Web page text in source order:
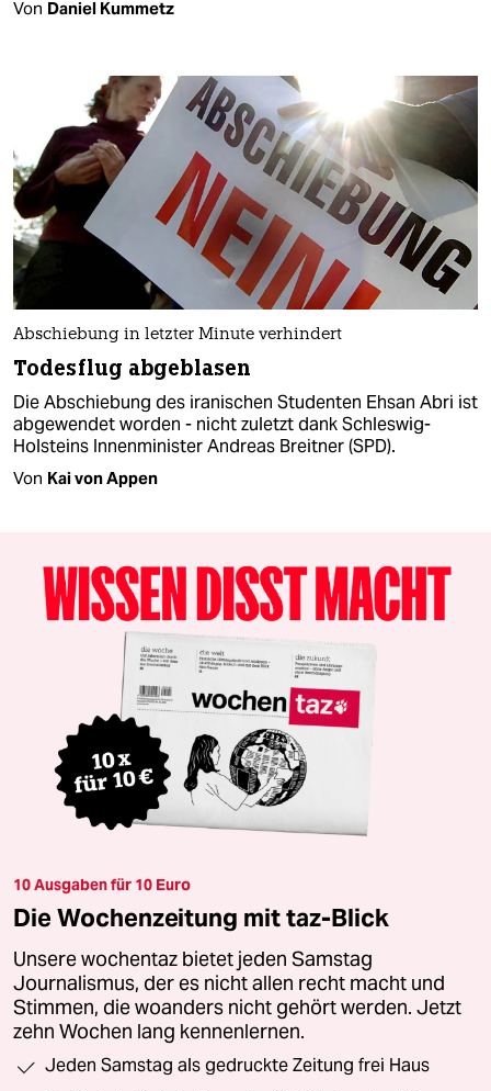
Von Daniel Kummetz
Abschiebung in letzter Minute verhindert
Todesflug abgeblasen
Die Abschiebung des iranischen Studenten Ehsan Abri ist
abgewendet worden - nicht zuletzt dank Schleswig-
Holsteins Innenminister Andreas Breitner (SPD).
Von Kai von Appen
10 Ausgaben für 10 Euro
Die Wochenzeitung mit taz-Blick
Unsere wochentaz bietet jeden Samstag
Journalismus, der es nicht allen recht macht und
Stimmen, die woanders nicht gehört werden. Jetzt
zehn Wochen lang kennenlernen.
Jeden Samstag als gedruckte Zeitung frei Haus